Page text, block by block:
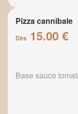
Pizza cannibale
Dès 15.00 €
Base sauce